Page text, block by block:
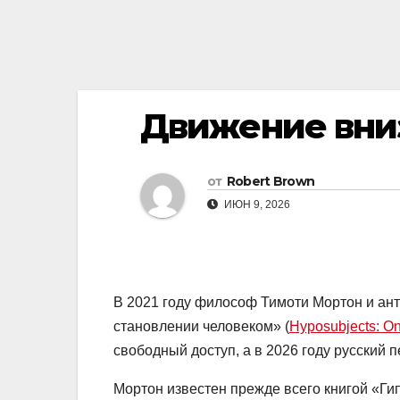
Движение
от Robert Brown
ИЮН 9, 2026
В 2021 году философ Тимоти Мортон и
становлении человеком» (Hyposubjects:
свободный доступ, а в 2026 году русский
Мортон известен прежде всего книгой